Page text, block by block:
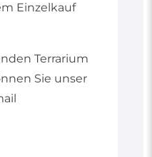
Einzelkauf
Terrarium
Sie unser